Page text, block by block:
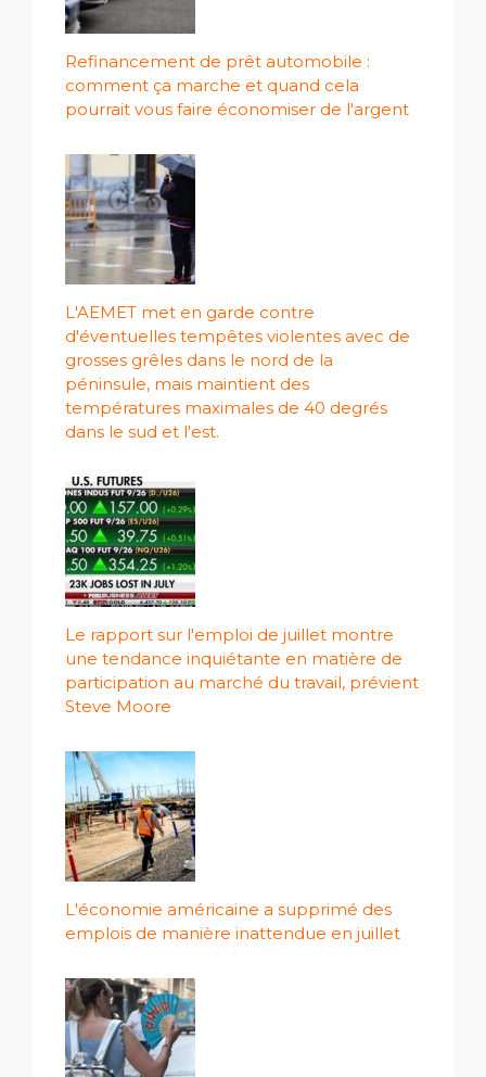
Refinancement de prêt automobile :
comment ça marche et quand cela
pourrait vous faire économiser de l'argent
L'AEMET met en garde contre
d'éventuelles tempêtes violentes avec de
grosses grêles dans le nord de la
péninsule, mais maintient des
températures maximales de 40 degrés
dans le sud et l'est.
Le rapport sur l'emploi de juillet montre
une tendance inquiétante en matière de
participation au marché du travail, prévient
Steve Moore
L'économie américaine a supprimé des
emplois de manière inattendue en juillet